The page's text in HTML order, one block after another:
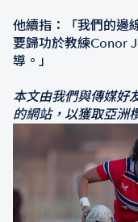
他續指：「我們的邊
要歸功於教練Conor
導。」
本文由我們與傳媒好
的網站，以獲取亞洲